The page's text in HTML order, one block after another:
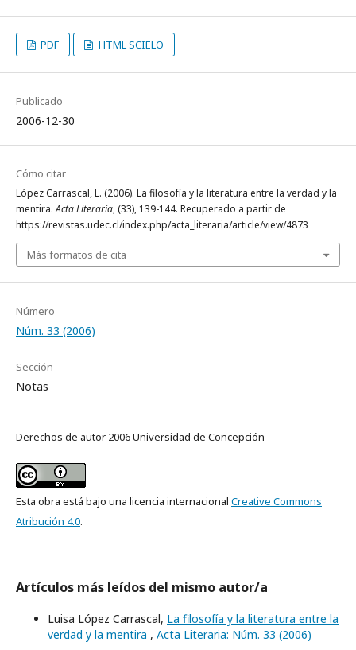
PDF HTML SCIELO
Publicado
2006-12-30
Cómo citar
López Carrascal, L. (2006). La filosofía y la literatura entre la verdad y la
mentira.Acta Literaria, (33), 139-144. Recuperado a partir de
https://revistas.udec.cl/index.php/acta_literaria/article/view/4873
Más formatos de cita
Número
Núm. 33 (2006)
Sección
Notas
Derechos de autor 2006 Universidad de Concepción
Esta obra está bajo una licencia internacional Creative Commons
Atribución 4.0.
Artículos más leídos del mismo autor/a
Luisa López Carrascal, La filosofía y la literatura entre la
verdad y la mentira , Acta Literaria: Núm. 33 (2006)